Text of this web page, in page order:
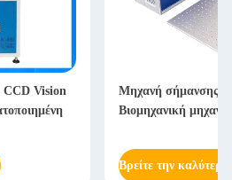
CCD Vision
Μηχανή σήμανσης
Βιομηχανική μηχανή
Βρείτε την καλύτερη